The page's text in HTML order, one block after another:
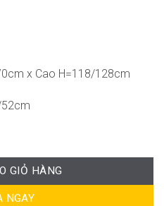
x Cao H=118/128cm
WC4220 số lượng
GIỎ HÀNG
NGAY